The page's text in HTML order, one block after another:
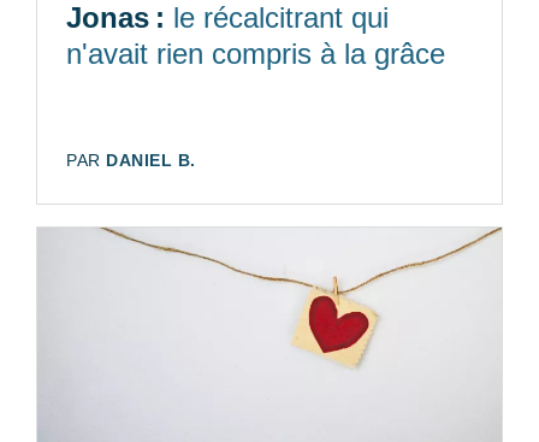
Jonas : le récalcitrant qui
n'avait rien compris à la grâce
AUTEUR:
PAR DANIEL B.